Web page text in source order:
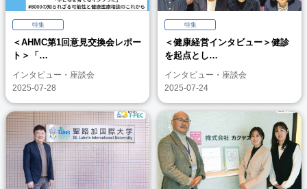
特集
＜AHMC第1回意見交換会レポー
ト＞「…
インタビュー・座談会
2025-07-28
特集
＜健康経営インタビュー＞健診
を起点とし…
インタビュー・座談会
2025-07-24